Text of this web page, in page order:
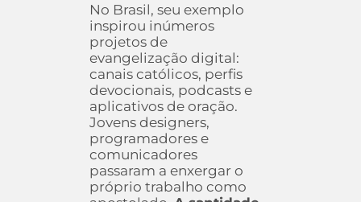
No Brasil, seu exemplo
inspirou inúmeros
projetos de
evangelização digital:
canais católicos, perfis
devocionais, podcasts e
aplicativos de oração.
Jovens designers,
programadores e
comunicadores
passaram a enxergar o
próprio trabalho como